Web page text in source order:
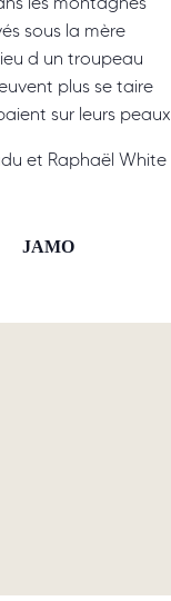
sous la mère
d un troupeau
plus se taire
sur leurs peaux
et Raphaël White
JAMO